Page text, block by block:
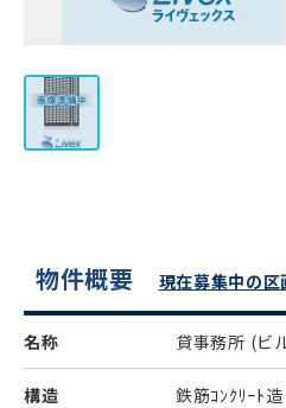
物件概要 現在募集中の
名称 貸事務所 (ビ
構造 鉄筋ｺﾝｸﾘｰﾄ造